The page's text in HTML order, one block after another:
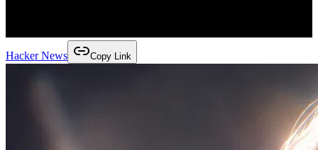
Hacker News Copy Link